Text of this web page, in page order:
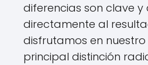
diferencias son clave
directamente al
disfrutamos en
principal distinción